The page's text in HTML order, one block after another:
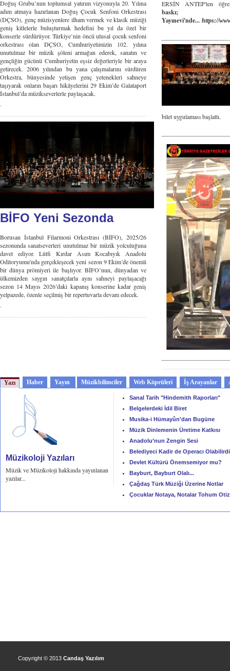
Doğuş Grubu’nun toplumsal yatırım vizyonuyla 20. Yılına
adım atmaya hazırlanan Doğuş Çocuk Senfoni Orkestrası
(DÇSO), genç müzisyenlere ilham vermek ve klasik müziği
geniş kitlelerle buluşturmak hedefini bu yıl da özel bir
konserle sürdürüyor. Türkiye’nin öncü ulusal çocuk senfoni
orkestrası olan DÇSO, Cumhuriyetimizin 102. yılına
unutulmaz bir müzik şöleni armağan ederek, sanatın ve
gençliğin gücünü Cumhuriyetin eşsiz değerleriyle bir araya
getirecek. 2006 yılından bu yana çalışmalarını sürdüren
Orkestra, bünyesinde yetişen genç yetenekleri sahneye
taşıyarak onların başarı hikâyelerini 29 Ekim’de Galataport
İstanbul’da müzikseverlerle paylaşacak.
BİFO Yeni Sezonda
Borusan İstanbul Filarmoni Orkestrası (BİFO), 2025/26
sezonunda sanatseverleri unutulmaz bir müzik yolculuğuna
davet ediyor. Lütfi Kırdar Asım Kocabıyık Anadolu
Oditoryumu'nda gerçekleşecek yeni sezon 9 Ekim’de önemli
bir dünya prömiyeri ile başlıyor. BİFO’nun, dünyadan ve
ülkemizden saygın sanatçılarla aynı sahneyi paylaşacağı
sezon 14 Mayıs 2026’daki kapanış konserine kadar geniş
yelpazede, özenle seçilmiş bir repertuvarla devam edecek.
ERSİN ANTEP'ten
Yayınevi'nde... https://
bilet uygulaması başlattı.
Yazı Haber Yayın Müzikbilimciler Web Köprüleri İş Arayanlar
Müzikoloji Yazıları
Müzik ve Müzikoloji hakkında yayınlanan
yazılar...
Sanal Tarih "Hindemith Raporları"
Belgelerdeki İdil Biret
Musika-i Hümayûn'dan Bugüne
Müzik Dinlemenin Üretime Katkısı
Anadolu’nun Zengin Sesi
Belediyeci Kadir de Operacı
Devlet Kültürü Önemsemiyor mu?
Bayburt, Bayburt Olalı...
Çağdaş Türk Müziği Üzerine Notlar
Çocuklar Notaya, Notalar Tohum
Copyright © 2013 Candaş Yazılım